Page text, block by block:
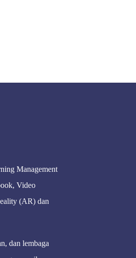
Management
Video
(AR) dan
dan lembaga